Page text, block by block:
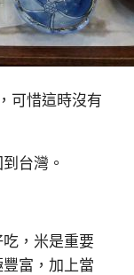
可惜這時沒有
台灣。
，米是重要
富，加上當